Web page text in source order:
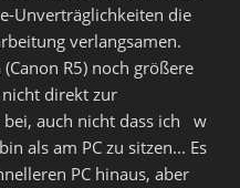
Unverträglichkeiten die
verlangsamen.
R5) noch größere
direkt zur
bei, auch nicht dass ich w
als am PC zu sitzen... Es
PC hinaus, aber